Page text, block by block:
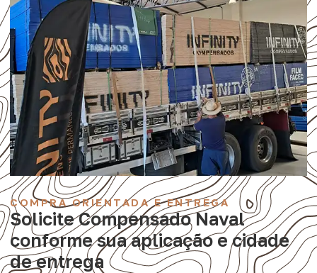
COMPRA ORIENTADA E ENTREGA
Solicite Compensado Naval
conforme sua aplicação e cidade
de entrega